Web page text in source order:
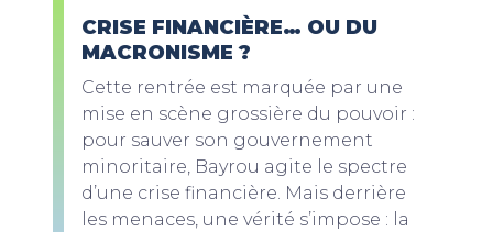
CRISE FINANCIÈRE… OU DU
MACRONISME ?
Cette rentrée est marquée par une
mise en scène grossière du pouvoir :
pour sauver son gouvernement
minoritaire, Bayrou agite le spectre
d’une crise financière. Mais derrière
les menaces, une vérité s’impose : la